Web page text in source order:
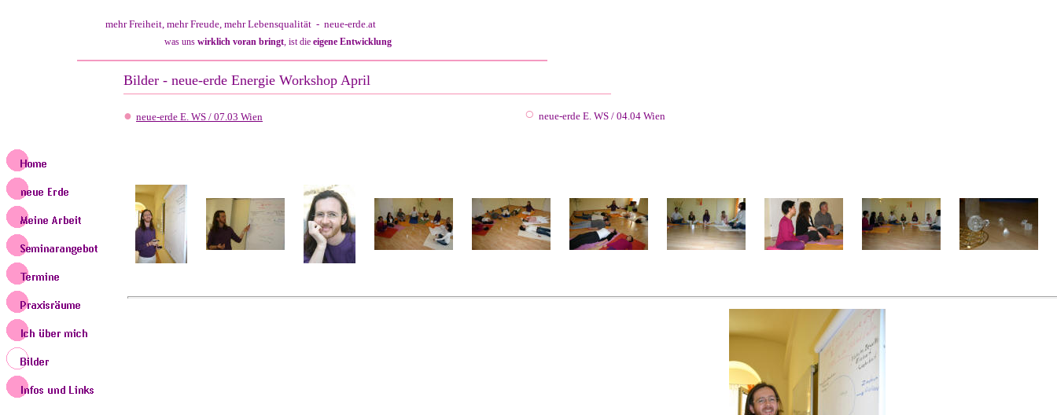
mehr Freiheit, mehr Freude, mehrLebensqualität - neue-erde.at
was uns wirklich voran bringt, ist die eigene Entwicklung
Bilder - neue-erde Energie Workshop April
● neue-erde E. WS / 07.03 Wien ○ neue-erde E. WS / 04.04 Wien